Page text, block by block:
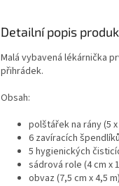
Detailní popis
Malá vybavená lékárnička
přihrádek.
Obsah:
polštářek na rány (5 x
6 zavíracích špendlíků
5 hygienických
sádrová role (4 cm x
obvaz (7,5 cm x 4,5 m)